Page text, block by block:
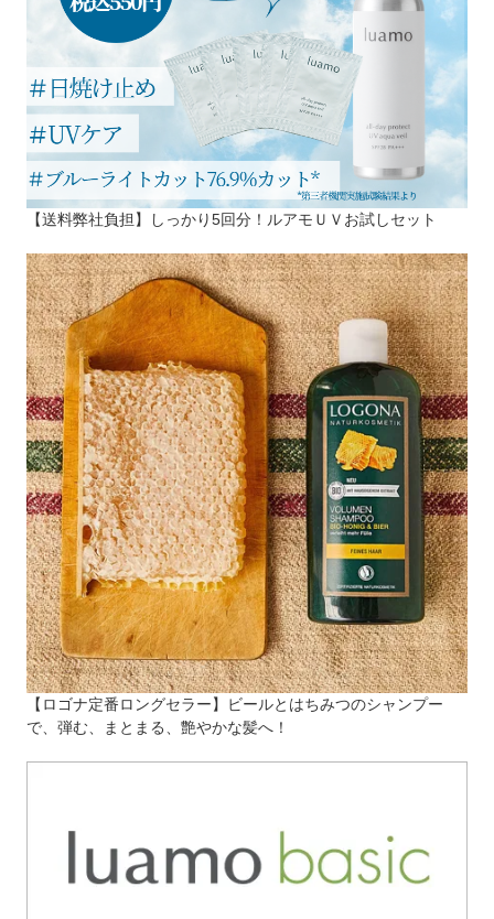
【送料弊社負担】しっかり5回分！ルアモＵＶお試しセット
【ロゴナ定番ロングセラー】ビールとはちみつのシャンプー
で、弾む、まとまる、艶やかな髪へ！